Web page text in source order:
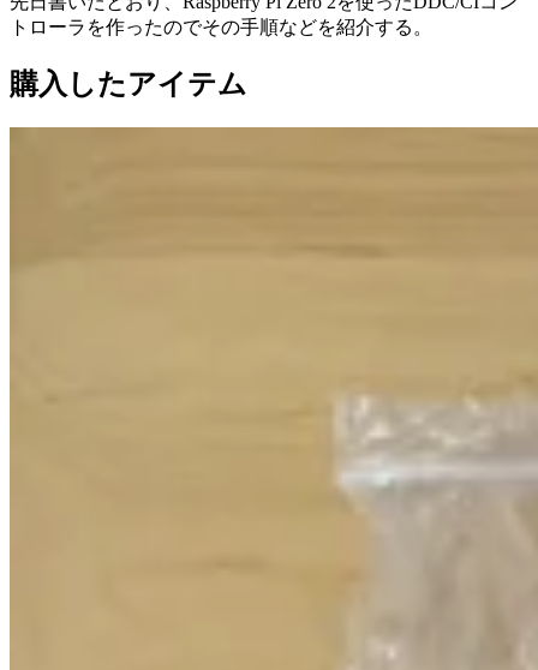
トローラを作ったのでその手順などを紹介する。
購入したアイテム